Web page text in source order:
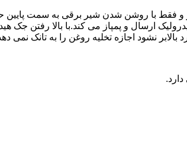
و فقط با روشن شدن شیر برقی به سمت پایین
و پمپاز می کند.با بالا رفتن جک
نشود اجازه تخلیه روغن را به تانک نمی